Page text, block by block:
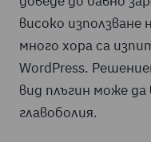
високо
много хора са
WordPress.
вид плъгин може
главоболия.